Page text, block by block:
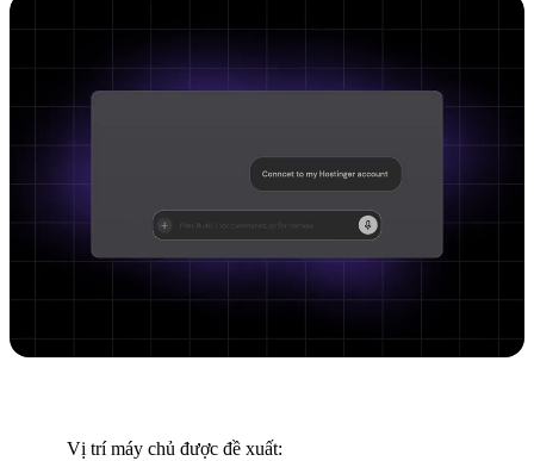
Vị trí máy chủ được đề xuất: